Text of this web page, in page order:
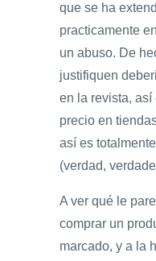
que se ha
practicamente
un abuso. De
justifiquen
en la revista,
precio en
así es
(verdad,
A ver qué le
comprar un
marcado, y a la